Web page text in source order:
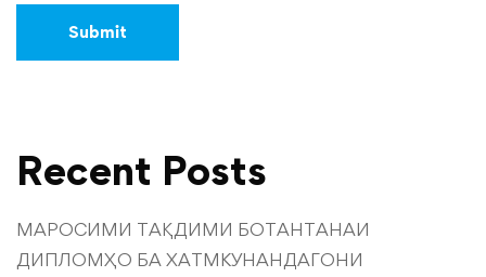
Recent Posts
МАРОСИМИ ТАҚДИМИ БОТАНТАНАИ
ДИПЛОМҲО БА ХАТМКУНАНДАГОНИ